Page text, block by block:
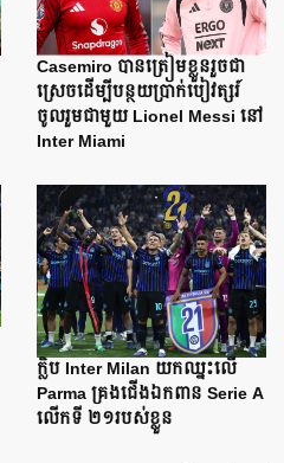
Casemiro បានត្រៀមខ្លួនរួចជា
ស្រេចដើម្បីបន្ថយប្រាក់បៀវត្សរ៍
ចូលរួមជាមួយ Lionel Messi នៅ
Inter Miami
ក្លិប Inter Milan យកឈ្នះលើ
Parma គ្រងជើងឯកពាន Serie A
លើកទី ២១របស់ខ្លួន